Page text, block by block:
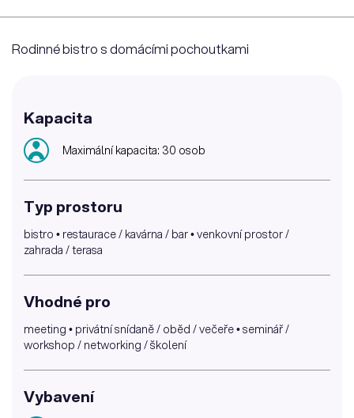
Rodinné bistro s domácími pochoutkami
Kapacita
Maximální kapacita: 30 osob
Typ prostoru
bistro • restaurace / kavárna / bar • venkovní prostor /
zahrada / terasa
Vhodné pro
meeting • privátní snídaně / oběd / večeře • seminář /
workshop / networking / školení
Vybavení